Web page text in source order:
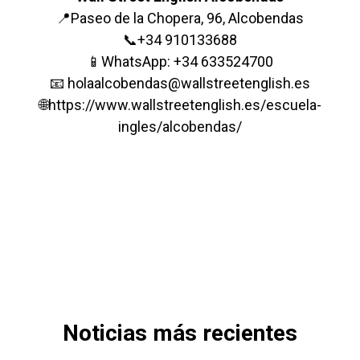
📍Paseo de la Chopera, 96, Alcobendas
📞+34 910133688
📱 WhatsApp: +34 633524700
📧 holaalcobendas@wallstreetenglish.es
🌐https://www.wallstreetenglish.es/escuela-
ingles/alcobendas/
Noticias más recientes